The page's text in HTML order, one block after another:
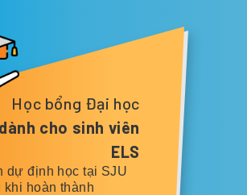
Học bổng Đại học
dành cho sinh viên
ELS
dự định học tại SJU
khi hoàn thành